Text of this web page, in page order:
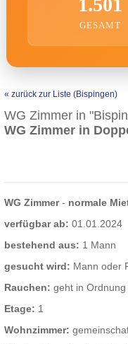
GESAMT
« zurück zur Liste (Bispingen)
WG Zimmer in
WG Zimmer in
WG Zimmer- normale
verfügbar ab: 01.01.2024
bestehend aus: 1 Mann
gesucht wird: Mann oder
Rauchen: geht in Ordnung
Etage: 1
Wohnzimmer: